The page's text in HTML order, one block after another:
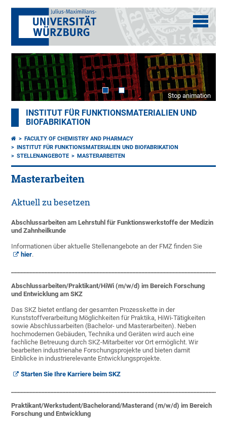
Stop animation
INSTITUT FÜR FUNKTIONSMATERIALIEN UND
BIOFABRIKATION
FACULTY OF CHEMISTRY AND PHARMACY
INSTITUT FÜR FUNKTIONSMATERIALIEN UND BIOFABRIKATION
STELLENANGEBOTE
MASTERARBEITEN
Masterarbeiten
Aktuell zu besetzen
Abschlussarbeiten am Lehrstuhl für Funktionswerkstoffe der Medizin
und Zahnheilkunde
Informationen über aktuelle Stellenangebote an der FMZ finden Sie
hier.
Abschlussarbeiten/Praktikant/HiWi (m/w/d) im Bereich Forschung
und Entwicklung am SKZ
Das SKZ bietet entlang der gesamten Prozesskette in der
Kunststoffverarbeitung Möglichkeiten für Praktika, HiWi-Tätigkeiten
sowie Abschlussarbeiten (Bachelor- und Masterarbeiten). Neben
hochmodernen Gebäuden, Technika und Geräten wird auch eine
fachliche Betreuung durch SKZ-Mitarbeiter vor Ort ermöglicht. Wir
bearbeiten industrienahe Forschungsprojekte und bieten damit
Einblicke in industrierelevante Entwicklungsprojekte.
Starten Sie Ihre Karriere beim SKZ
Praktikant/Werkstudent/Bachelorand/Masterand (m/w/d) im Bereich
Forschung und Entwicklung